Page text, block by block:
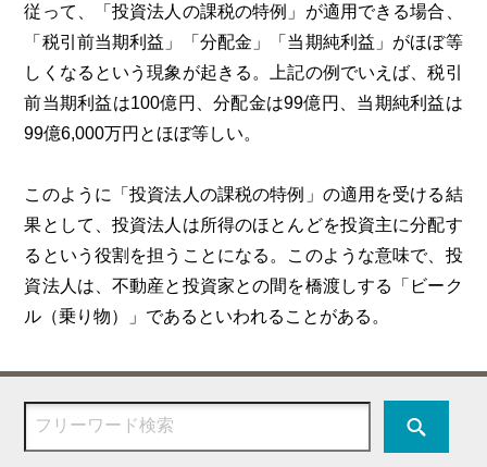
従って、「投資法人の課税の特例」が適用できる場合、
「税引前当期利益」「分配金」「当期純利益」がほぼ等
しくなるという現象が起きる。上記の例でいえば、税引
前当期利益は100億円、分配金は99億円、当期純利益は
99億6,000万円とほぼ等しい。
このように「投資法人の課税の特例」の適用を受ける結
果として、投資法人は所得のほとんどを投資主に分配す
るという役割を担うことになる。このような意味で、投
資法人は、不動産と投資家との間を橋渡しする「ビーク
ル（乗り物）」であるといわれることがある。